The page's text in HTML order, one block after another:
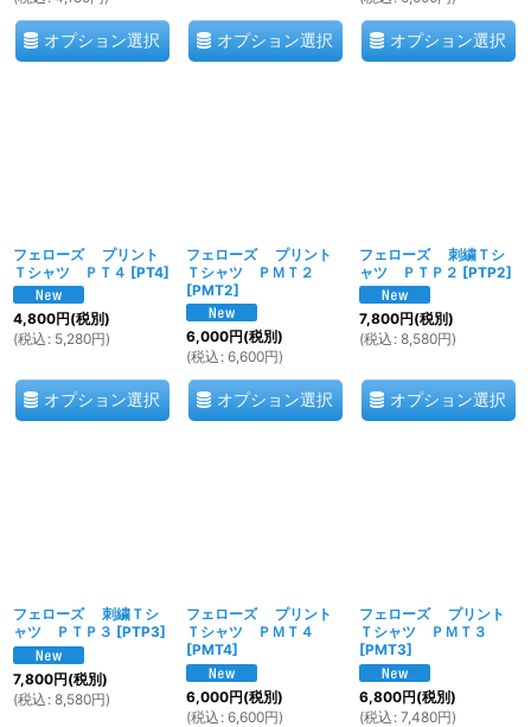
オプション選択 オプション選択 オプション選択
フェローズ プリント
Ｔシャツ ＰＴ４ [PT4]
4,800円(税別)
(税込 : 5,280円)
オプション選択
フェローズ プリント
Ｔシャツ ＰＭＴ２
[PMT2]
6,000円(税別)
(税込 : 6,600円)
オプション選択
フェローズ 刺繍Ｔシ
ャツ ＰＴＰ２ [PTP2]
7,800円(税別)
(税込 : 8,580円)
オプション選択
フェローズ 刺繍Ｔシ
ャツ ＰＴＰ３ [PTP3]
7,800円(税別)
(税込 : 8,580円)
フェローズ プリント
Ｔシャツ ＰＭＴ４
[PMT4]
6,000円(税別)
(税込 : 6,600円)
フェローズ プリント
Ｔシャツ ＰＭＴ３
[PMT3]
6,800円(税別)
(税込 : 7,480円)